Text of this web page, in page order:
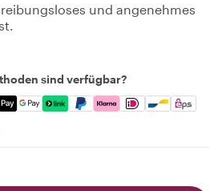
und angenehmes
sind verfügbar?
Discover, Apple Pay, Google